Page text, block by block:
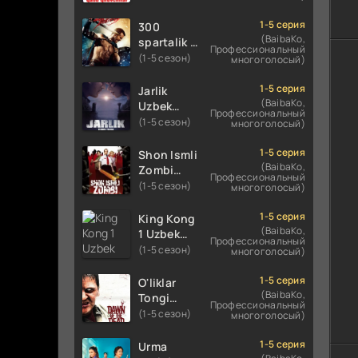
tilida
koreya
seryali
barcha
o'zbek
tilida
tilida 2016
O'zbekcha
tarjima
HD
skachat
300
spartalik 2
/ Uch yuz
2 Premyera
Uzbek
tilida 2013
tarjima
kino HD
skachat
(1-5 сезон)
1-5 серия
(BaibaKo,
Профессиональный
многоголосый)
Jarlik
Uzbek
tilida 2025
tarjima
kino HD
skachat
(1-5 сезон)
1-5 серия
(BaibaKo,
Профессиональный
многоголосый)
Shon Ismli
Zombi
Uzbek
O'zbekcha
tarjima
kino HD
(1-5 сезон)
1-5 серия
(BaibaKo,
Профессиональный
многоголосый)
King Kong
1 Uzbek
tilida 2005
tarjima
kino HD
skachat
(1-5 сезон)
1-5 серия
(BaibaKo,
Профессиональный
многоголосый)
O'liklar
Tongi
Uzbek
(2004)
(1-5 сезон)
1-5 серия
(BaibaKo,
Профессиональный
многоголосый)
Urma
1-5 серия